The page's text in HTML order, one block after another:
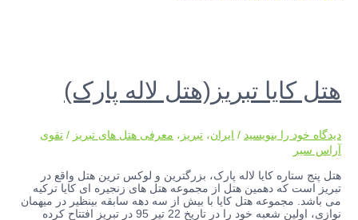
هتل کایا تبریز(هتل لاله پارک)
دیدگاه‌ خود را بنویسید / ایران،تبریز ، معرفی هتل های تبریز /تقوی
آراس سیر
هتل پنج ستاره کایا لاله پارک، بزرگترین و لوکس ترین هتل واقع در
تبریز است که دهمین هتل از مجموعه هتل های زنجیره ای کایا ترکیه
می باشد. مجموعه هتل کایا با بیش از سه دهه سابقه بینظیر در میهمان
نوازی، اولین شعبه خود را در تاریخ 22 تیر 95 در تبریز افتتاح کرده